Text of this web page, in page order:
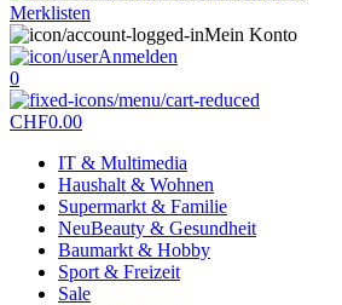
Merklisten
Mein Konto
Anmelden
0
CHF0.00
IT & Multimedia
Haushalt & Wohnen
Supermarkt & Familie
NeuBeauty & Gesundheit
Baumarkt & Hobby
Sport & Freizeit
Sale